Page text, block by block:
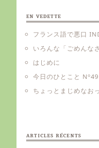
EN VEDETTE
フランス語で悪口
いろんな「ごめんな
はじめに
今日のひとこと
ちょっとまじめなお
ARTICLES RÉCENTS